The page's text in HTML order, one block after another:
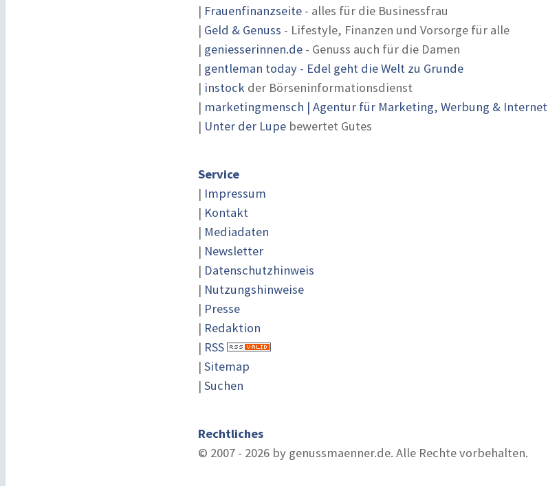
| Frauenfinanzseite - alles für die Businessfrau
| Geld & Genuss - Lifestyle, Finanzen und Vorsorge für alle
| geniesserinnen.de - Genuss auch für die Damen
| gentleman today - Edel geht die Welt zu Grunde
| instock der Börseninformationsdienst
| marketingmensch | Agentur für Marketing, Werbung & Internet
| Unter der Lupe bewertet Gutes
Service
| Impressum
| Kontakt
| Mediadaten
| Newsletter
| Datenschutzhinweis
| Nutzungshinweise
| Presse
| Redaktion
| RSS
| Sitemap
| Suchen
Rechtliches
© 2007 - 2026 by genussmaenner.de. Alle Rechte vorbehalten.